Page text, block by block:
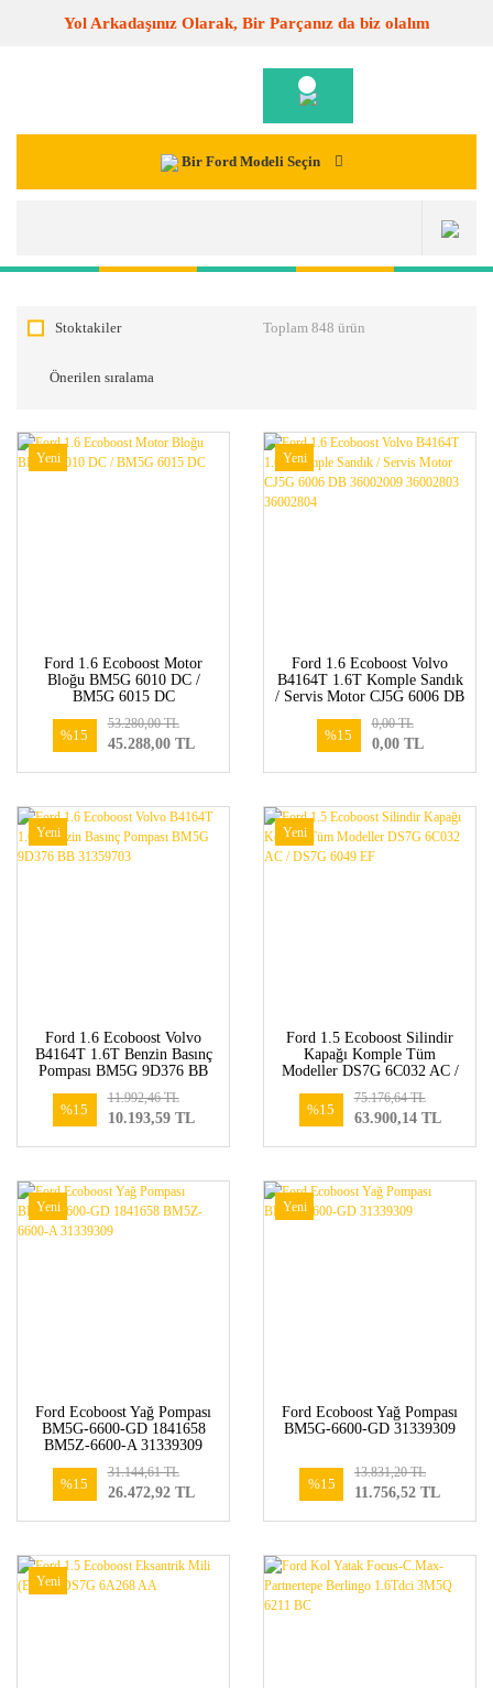
Yol Arkadaşınız Olarak, Bir Parçanız da biz olalım
Bir Ford Modeli Seçin
Stoktakiler Toplam 848 ürün
Yeni
Ford 1.6 Ecoboost Motor
Bloğu BM5G 6010 DC /
BM5G 6015 DC
%15
45.288,00 TL
53.280,00 TL
Yeni
Ford 1.6 Ecoboost Volvo
B4164T 1.6T Komple Sandık
/ Servis Motor CJ5G 6006 DB
36002804
%15
0,00 TL
0,00 TL
Yeni
Ford 1.6 Ecoboost Volvo
B4164T 1.6T Benzin Basınç
Pompası BM5G 9D376 BB
%15
10.193,59 TL
11.992,46 TL
Yeni
Ford 1.5 Ecoboost Silindir
Kapağı Komple Tüm
Modeller DS7G 6C032 AC /
%15
63.900,14 TL
75.176,64 TL
Yeni
Ford Ecoboost Yağ Pompası
BM5G-6600-GD 1841658
BM5Z-6600-A 31339309
%15
26.472,92 TL
31.144,61 TL
Yeni
Ford Ecoboost Yağ Pompası
BM5G-6600-GD 31339309
%15
11.756,52 TL
13.831,20 TL
Yeni